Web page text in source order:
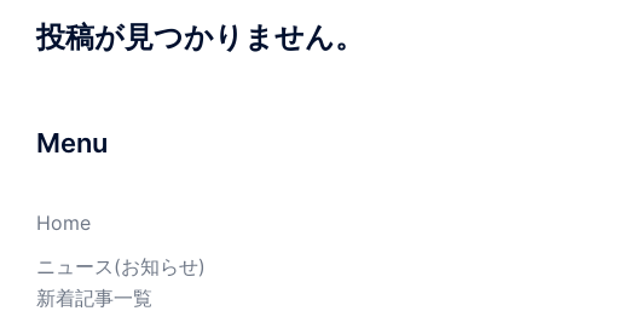
投稿が見つかりません。
Menu
Home
ニュース(お知らせ)
新着記事一覧